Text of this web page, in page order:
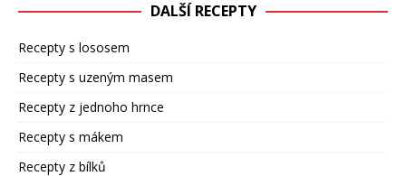
DALŠÍ RECEPTY
Recepty s lososem
Recepty s uzeným masem
Recepty z jednoho hrnce
Recepty s mákem
Recepty z bílků